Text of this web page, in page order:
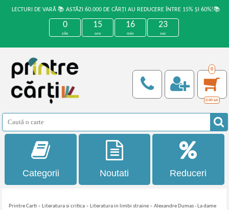
LECTURI DE VARĂ 📚 ASTĂZI 60.000 DE CĂRȚI AU REDUCERE ÎNTRE 15% ȘI 60%!📚
0
zile
15
ore
16
min
22
sec
0
0,00 Lei
Categorii Noutati Reduceri
Printre Carti » Literatura si critica » Literatura in limbi straine »Alexandre Dumas - La dame